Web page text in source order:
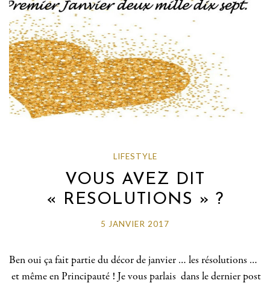
LIFESTYLE
VOUS AVEZ DIT
« RESOLUTIONS » ?
5 JANVIER 2017
Ben oui ça fait partie du décor de janvier … les résolutions …
et même en Principauté ! Je vous parlais dans le dernier post